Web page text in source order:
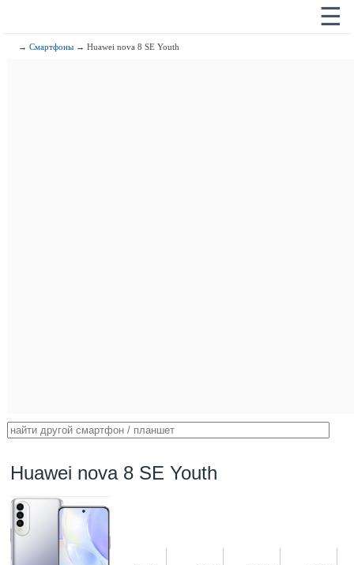
☰
→Смартфоны → Huawei nova 8 SE Youth
Huawei nova 8 SE Youth